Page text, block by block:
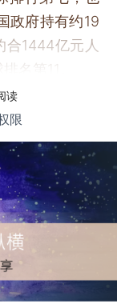
政府持有约19
合1444亿元人
名第11。
读
限